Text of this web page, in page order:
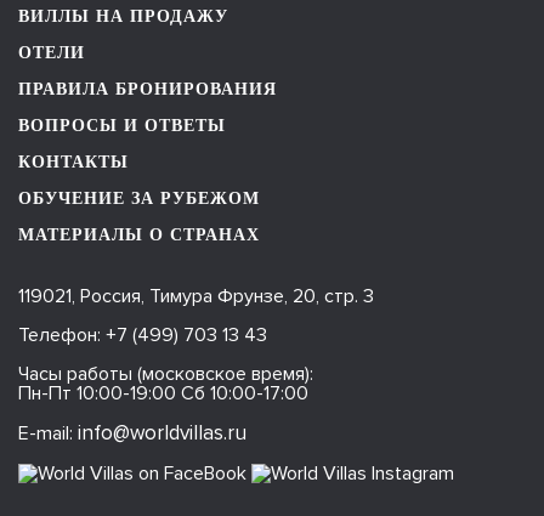
ВИЛЛЫ НА ПРОДАЖУ
ОТЕЛИ
ПРАВИЛА БРОНИРОВАНИЯ
ВОПРОСЫ И ОТВЕТЫ
КОНТАКТЫ
ОБУЧЕНИЕ ЗА РУБЕЖОМ
МАТЕРИАЛЫ О СТРАНАХ
119021, Россия, Тимура Фрунзе, 20, стр. 3
Телефон: +7 (499) 703 13 43
Часы работы (московское время):
Пн-Пт 10:00-19:00 Сб 10:00-17:00
E-mail: info@worldvillas.ru